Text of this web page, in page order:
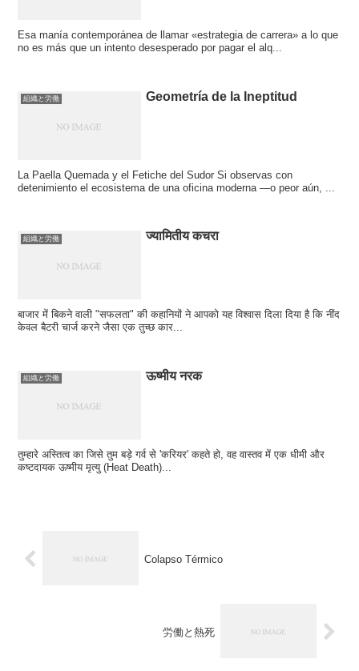
Esa manía contemporánea de llamar «estrategia de carrera» a lo que
no es más que un intento desesperado por pagar el alq...
組織と労働 Geometría de la Ineptitud
La Paella Quemada y el Fetiche del Sudor Si observas con
detenimiento el ecosistema de una oficina moderna —o peor aún, ...
組織と労働 ज्यामितीय कचरा
बाजार में बिकने वाली "सफलता" की कहानियों ने आपको यह विश्वास दिला दिया है कि नींद
केवल बैटरी चार्ज करने जैसा एक तुच्छ कार...
組織と労働 ऊष्मीय नरक
तुम्हारे अस्तित्व का जिसे तुम बड़े गर्व से 'करियर' कहते हो, वह वास्तव में एक धीमी और
कष्टदायक ऊष्मीय मृत्यु (Heat Death)...
Colapso Térmico
労働と熱死